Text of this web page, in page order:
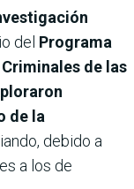
del Programa
de las
de la
debido a
a los de